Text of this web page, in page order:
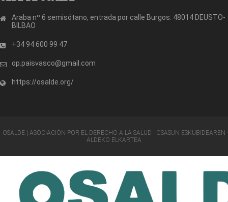
Araba nº 6 semisótano, entrada por calle Burgos. 48014 DEUSTO-
BILBAO
+34 94 600 99 47
op.paisvasco@gmail.com
https://osalde.org/
OSALDE | ASOCIACIÓN POR EL DERECHO A LA SALUD · OSASUN ESKUBIDEAREN
ALDEKO ELKARTEA